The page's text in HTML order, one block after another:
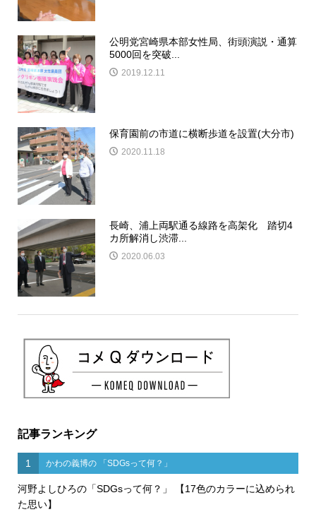
公明党宮崎県本部女性局、街頭演説・通算
5000回を突破...
2019.12.11
保育園前の市道に横断歩道を設置(大分市)
2020.11.18
長崎、浦上両駅通る線路を高架化 踏切4
カ所解消し渋滞...
2020.06.03
記事ランキング
1 かわの義博の 「SDGsって何？」
河野よしひろの「SDGsって何？」 【17色のカラーに込められ
た思い】